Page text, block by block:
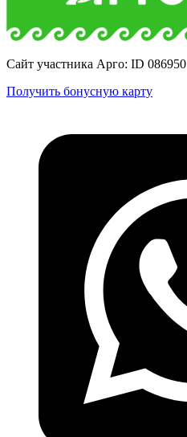
Сайт участника Арго: ID 086950
Получить бонусную карту